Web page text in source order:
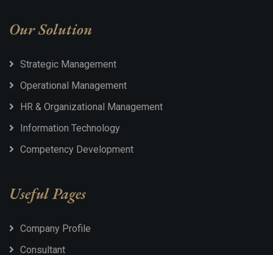
Our Solution
Strategic Management
Operational Management
HR & Organizational Management
Information Technology
Competency Development
Useful Pages
Company Profile
Consultant